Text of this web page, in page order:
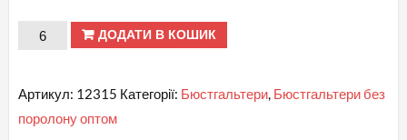
ПРОДАНІ
12315
BIWEIER
ДОДАТИ В КОШИК
Артикул: 12315 Категорії: Бюстгальтери, Бюстгальтери без
поролону оптом